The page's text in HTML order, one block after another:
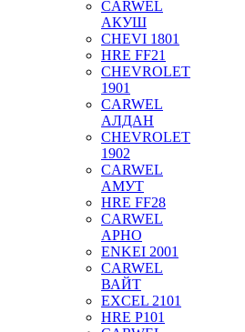
CARWEL
АКУШ
CHEVI 1801
HRE FF21
CHEVROLET
1901
CARWEL
АЛДАН
CHEVROLET
1902
CARWEL
АМУТ
HRE FF28
CARWEL
АРНО
ENKEI 2001
CARWEL
ВАЙТ
EXCEL 2101
HRE P101